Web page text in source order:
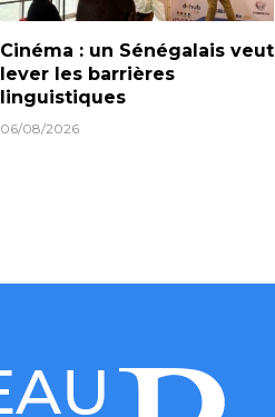
Cinéma : un Sénégalais veut
lever les barrières
linguistiques
06/08/2026